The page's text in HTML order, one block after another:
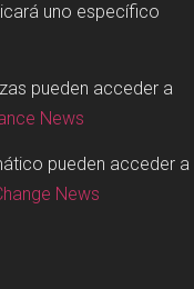
uno específico
pueden acceder a
News
pueden acceder a
News